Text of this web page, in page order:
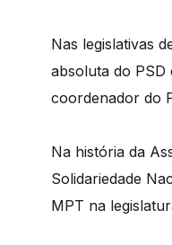
Nas legislativas
absoluta do PSD
coordenador do
Na história da
Solidariedade
MPT na